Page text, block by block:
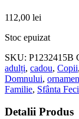
112,00 lei
Stoc epuizat
SKU: P1232415B
adulți, cadou, Copii,
Domnului,
Familie, Sfânta
Detalii Produs